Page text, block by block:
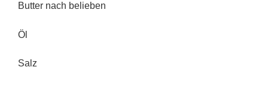
Butter nach belieben
Öl
Salz